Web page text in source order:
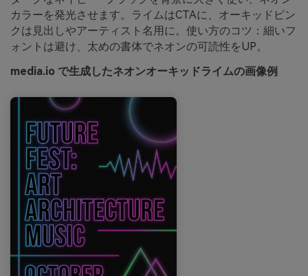
カラーを発光させます。ライムはCTAに、オーキッドピン
クは見出しやアーティスト名用に。使い方のコツ：細いフ
ォントは避け、太めの書体でネオンの可読性をUP。
media.io で生成したネオンオーキッドライムの画像例